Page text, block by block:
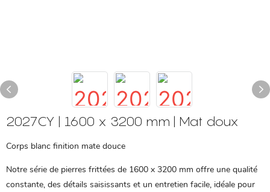
2027CY | 1600 x 3200 mm | Mat doux
Corps blanc finition mate douce
Notre série de pierres frittées de 1600 x 3200 mm offre une qualité
constante, des détails saisissants et un entretien facile, idéale pour